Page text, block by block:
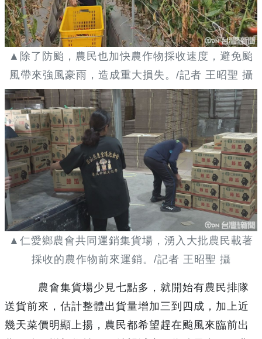
▲除了防颱，農民也加快農作物採收速度，避免颱
風帶來強風豪雨，造成重大損失。/記者 王昭聖 攝
▲仁愛鄉農會共同運銷集貨場，湧入大批農民載著
採收的農作物前來運銷。/記者 王昭聖 攝
農會集貨場少見七點多，就開始有農民排隊
送貨前來，估計整體出貨量增加三到四成，加上近
幾天菜價明顯上揚，農民都希望趕在颱風來臨前出